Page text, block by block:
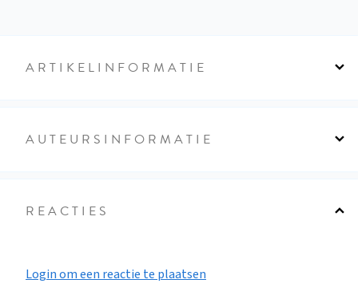
ARTIKELINFORMATIE
AUTEURSINFORMATIE
REACTIES
Login om een reactie te plaatsen